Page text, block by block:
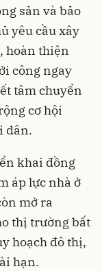
sản và bảo
yêu cầu xây
hoàn thiện
công ngay
tâm chuyển
cơ hội
dân.
khai đồng
áp lực nhà ở
mở ra
thị trường bất
hoạch đô thị,
hạn.